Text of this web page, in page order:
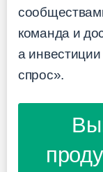
команда и
а
спрос».